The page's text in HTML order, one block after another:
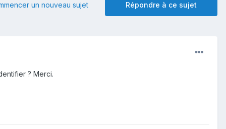
Répondre à ce sujet
un nouveau sujet
? Merci.